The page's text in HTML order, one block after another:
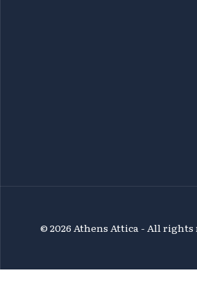
© 2026 Athens Attica - All